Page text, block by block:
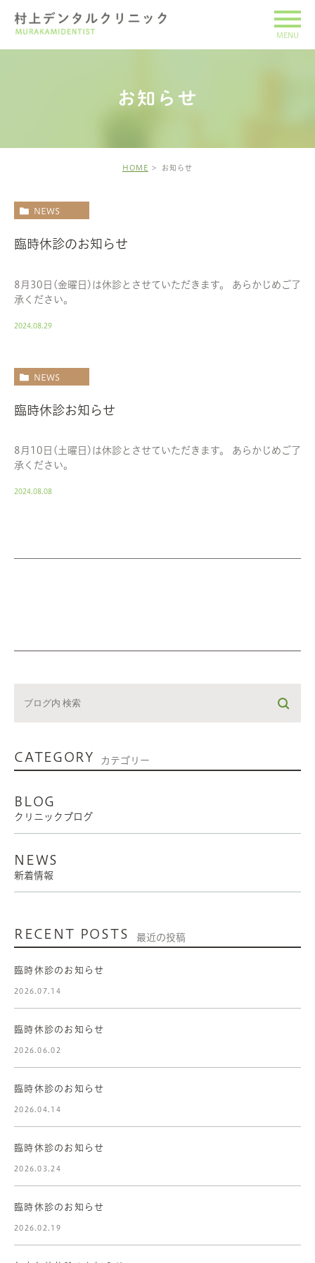
お知らせ
HOME お知らせ
NEWS
臨時休診のお知らせ
8月30日(金曜日)は休診とさせていただきます。 あらかじめご了
承ください。
2024.08.29
NEWS
臨時休診お知らせ
8月10日(土曜日)は休診とさせていただきます。 あらかじめご了
承ください。
2024.08.08
CATEGORY カテゴリー
BLOG
クリニックブログ
NEWS
新着情報
RECENT POSTS 最近の投稿
臨時休診のお知らせ
2026.07.14
臨時休診のお知らせ
2026.06.02
臨時休診のお知らせ
2026.04.14
臨時休診のお知らせ
2026.03.24
臨時休診のお知らせ
2026.02.19